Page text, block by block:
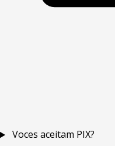
Voces aceitam PIX?